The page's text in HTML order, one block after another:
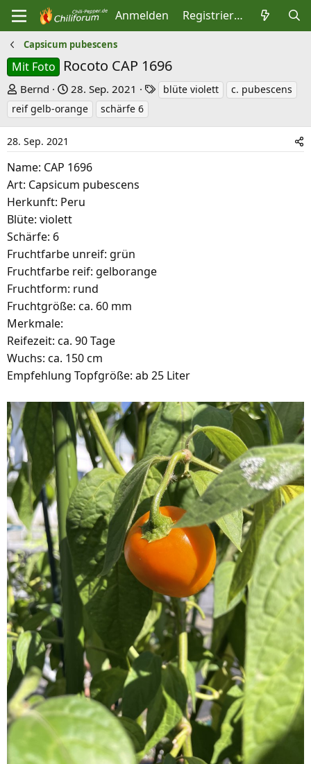
Anmelden Registrieren
Capsicum pubescens
Mit Foto Rocoto CAP 1696
E
r
s
e
l
l
e
r
Bernd
E
r
s
e
l
l
t
a
28. Sep. 2021
a
blüte violett
c. pubescens
reif gelb-orange
schärfe 6
28. Sep. 2021
Name: CAP 1696
Art: Capsicum pubescens
Herkunft: Peru
Blüte: violett
Schärfe: 6
Fruchtfarbe unreif: grün
Fruchtfarbe reif: gelborange
Fruchtform: rund
Fruchtgröße: ca. 60 mm
Merkmale:
Reifezeit: ca. 90 Tage
Wuchs: ca. 150 cm
Empfehlung Topfgröße: ab 25 Liter